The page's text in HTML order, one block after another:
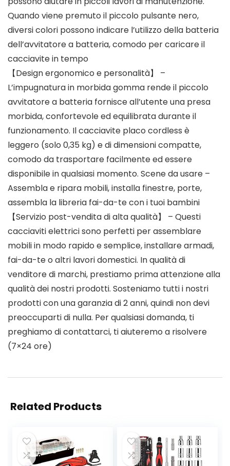
Quando viene premuto il piccolo pulsante nero,
diversi colori possono indicare l’utilizzo della batteria
dell’avvitatore a batteria, comodo per caricare il
cacciavite in tempo
【Design ergonomico e personalità】 –
L’impugnatura in morbida gomma rende il piccolo
avvitatore a batteria fornisce all’utente una presa
morbida, confortevole ed equilibrata durante il
funzionamento. Il cacciavite placo cordless è
leggero (solo 0,35 kg) e di dimensioni compatte,
comodo da trasportare facilmente ed essere
disponibile in qualsiasi momento. Scene da usare –
Assembla e ripara mobili, installa finestre, porte,
assembla la libreria fai-da-te con i tuoi bambini
【Servizio post-vendita di alta qualità】 – Questi
cacciaviti elettrici sono perfetti per assemblare
mobili in modo rapido e semplice, installare armadi,
fai-da-te o altri lavori domestici. In qualità di
venditore di marchi, prestiamo prima attenzione alla
qualità dei nostri prodotti. Sosteniamo tutti i nostri
prodotti con una garanzia di 2 anni, quindi non devi
preoccuparti di nulla. Per qualsiasi domanda, ti
preghiamo di contattarci, ti aiuteremo a risolvere
(7×24 ore)
Related Products